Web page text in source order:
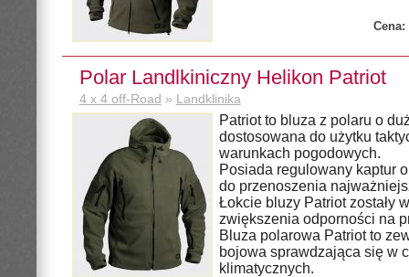
Cena:
Polar Landlkiniczny Helikon Patriot
4 x 4 off-Road » Landklinika
Patriot to bluza z polaru o
dostosowana do użytku
warunkach pogodowych.
Posiada regulowany kaptur
do przenoszenia
Łokcie bluzy Patriot zostały
zwiększenia odporności na
Bluza polarowa Patriot to
bojowa sprawdzająca się w
klimatycznych.